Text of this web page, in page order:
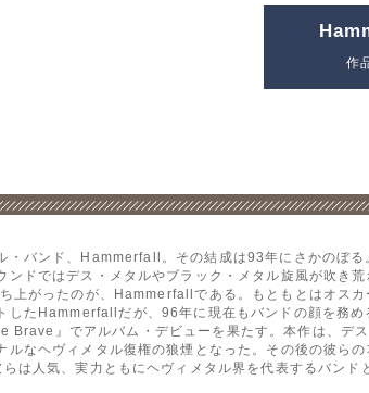
作
バンド、Hammerfall。その結成は93年にさかのぼ
ンドではデス・メタルやブラック・メタル旋風が吹き
上がったのが、Hammerfallである。もともとはオス
したHammerfallだが、96年に現在もバンドの顔を務
』でアルバム・デビューを果たす。本作は、デ
ルなヘヴィメタル復権の狼煙となった。その後の彼
は人気、実力ともにヘヴィメタル界を代表するバンド